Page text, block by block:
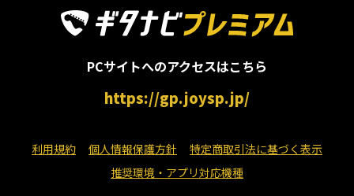
PCサイトへのアクセスはこちら
https://gp.joysp.jp/
利用規約 個人情報保護方針
特定商取引法に基づく表示
推奨環境・アプリ対応機種